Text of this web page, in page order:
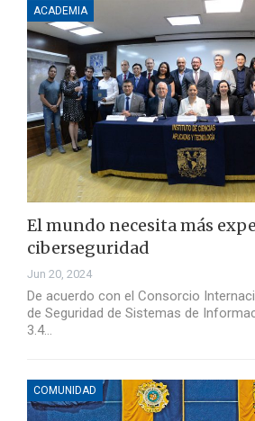
ACADEMIA
El mundo necesita más
ciberseguridad
Jun 20, 2024
De acuerdo con el Consorcio
de Seguridad de Sistemas de
3.4…
COMUNIDAD